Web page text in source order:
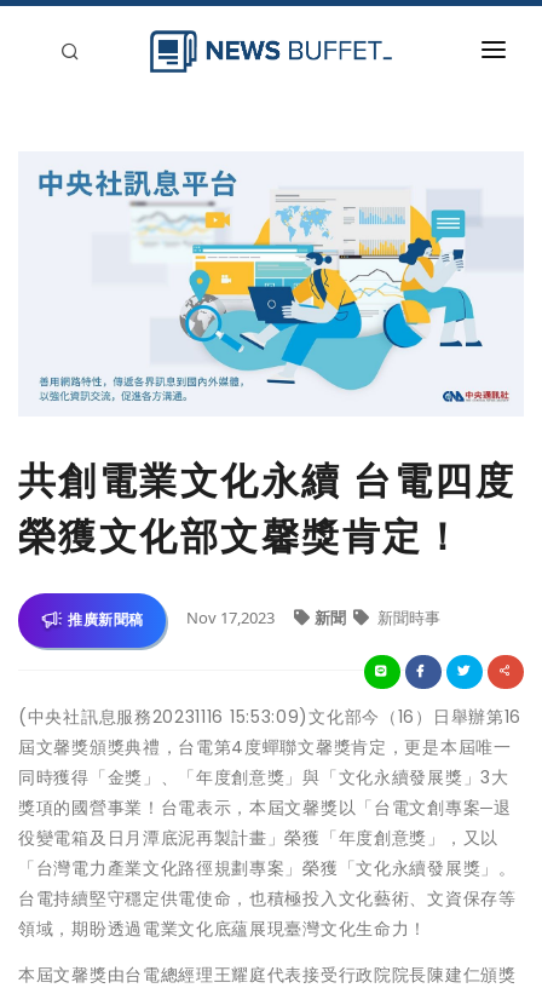
共創電業文化永續 台電四度
榮獲文化部文馨獎肯定！
推廣新聞稿 Nov 17,2023 新聞 新聞時事
(中央社訊息服務20231116 15:53:09)文化部今（16）日舉辦第16
屆文馨獎頒獎典禮，台電第4度蟬聯文馨獎肯定，更是本屆唯一
同時獲得「金獎」、「年度創意獎」與「文化永續發展獎」3大
獎項的國營事業！台電表示，本屆文馨獎以「台電文創專案─退
役變電箱及日月潭底泥再製計畫」榮獲「年度創意獎」，又以
「台灣電力產業文化路徑規劃專案」榮獲「文化永續發展獎」。
台電持續堅守穩定供電使命，也積極投入文化藝術、文資保存等
領域，期盼透過電業文化底蘊展現臺灣文化生命力！
本屆文馨獎由台電總經理王耀庭代表接受行政院院長陳建仁頒獎